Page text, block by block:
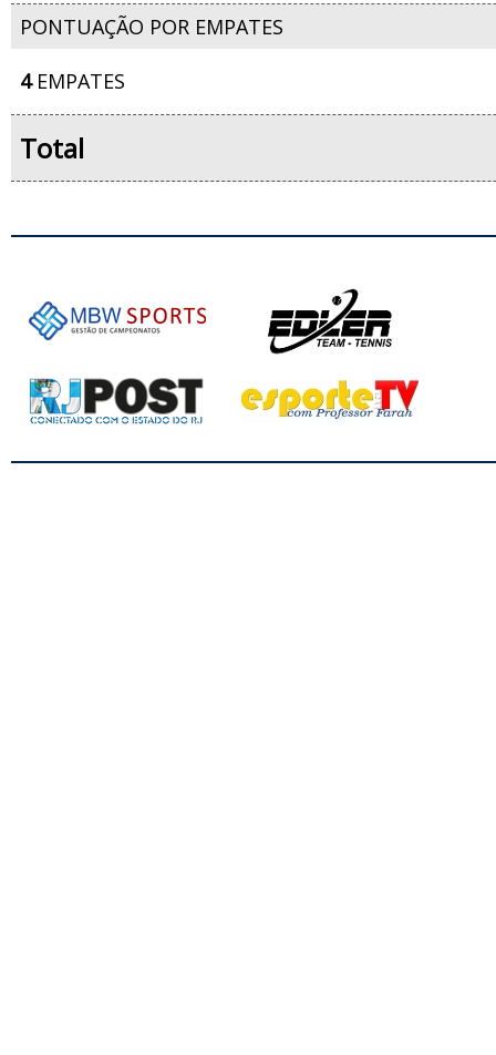
PONTUAÇÃO POR EMPATES
4EMPATES
Total